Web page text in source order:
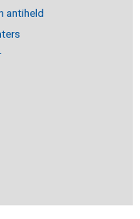
antiheld